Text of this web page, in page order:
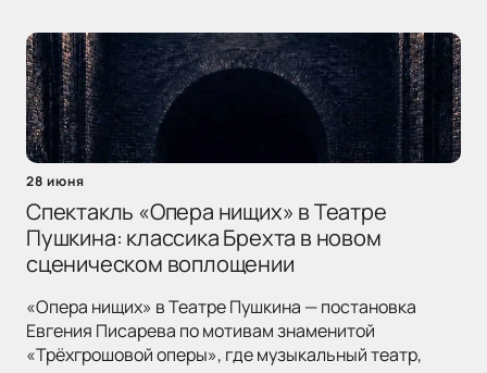
28 июня
Спектакль «Опера нищих» в Театре
Пушкина: классика Брехта в новом
сценическом воплощении
«Опера нищих» в Театре Пушкина — постановка
Евгения Писарева по мотивам знаменитой
«Трёхгрошовой оперы», где музыкальный театр,